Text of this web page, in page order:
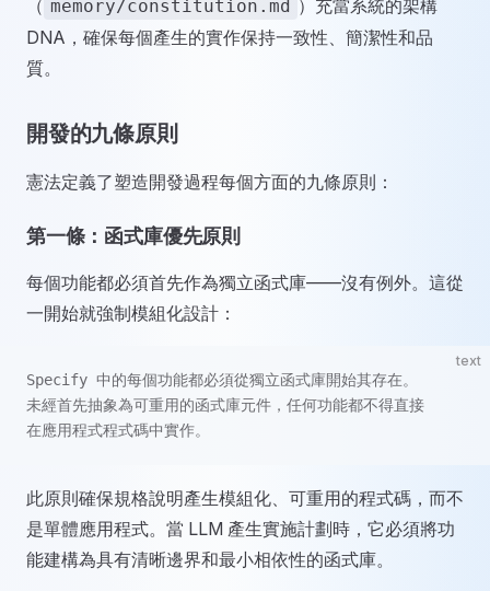
（ memory/constitution.md ）充當系統的架構
DNA，確保每個產生的實作保持一致性、簡潔性和品
質。
開發的九條原則
憲法定義了塑造開發過程每個方面的九條原則：
第一條：函式庫優先原則
每個功能都必須首先作為獨立函式庫——沒有例外。這從
一開始就強制模組化設計：
text
Specify 中的每個功能都必須從獨立函式庫開始其存在。
未經首先抽象為可重用的函式庫元件，任何功能都不得直接
在應用程式程式碼中實作。
此原則確保規格說明產生模組化、可重用的程式碼，而不
是單體應用程式。當 LLM 產生實施計劃時，它必須將功
能建構為具有清晰邊界和最小相依性的函式庫。